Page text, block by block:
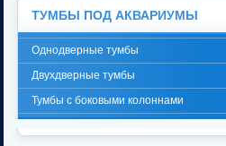
ТУМБЫ ПОД АКВАРИУМЫ
Однодверные тумбы
Двухдверные тумбы
Тумбы с боковыми колоннами